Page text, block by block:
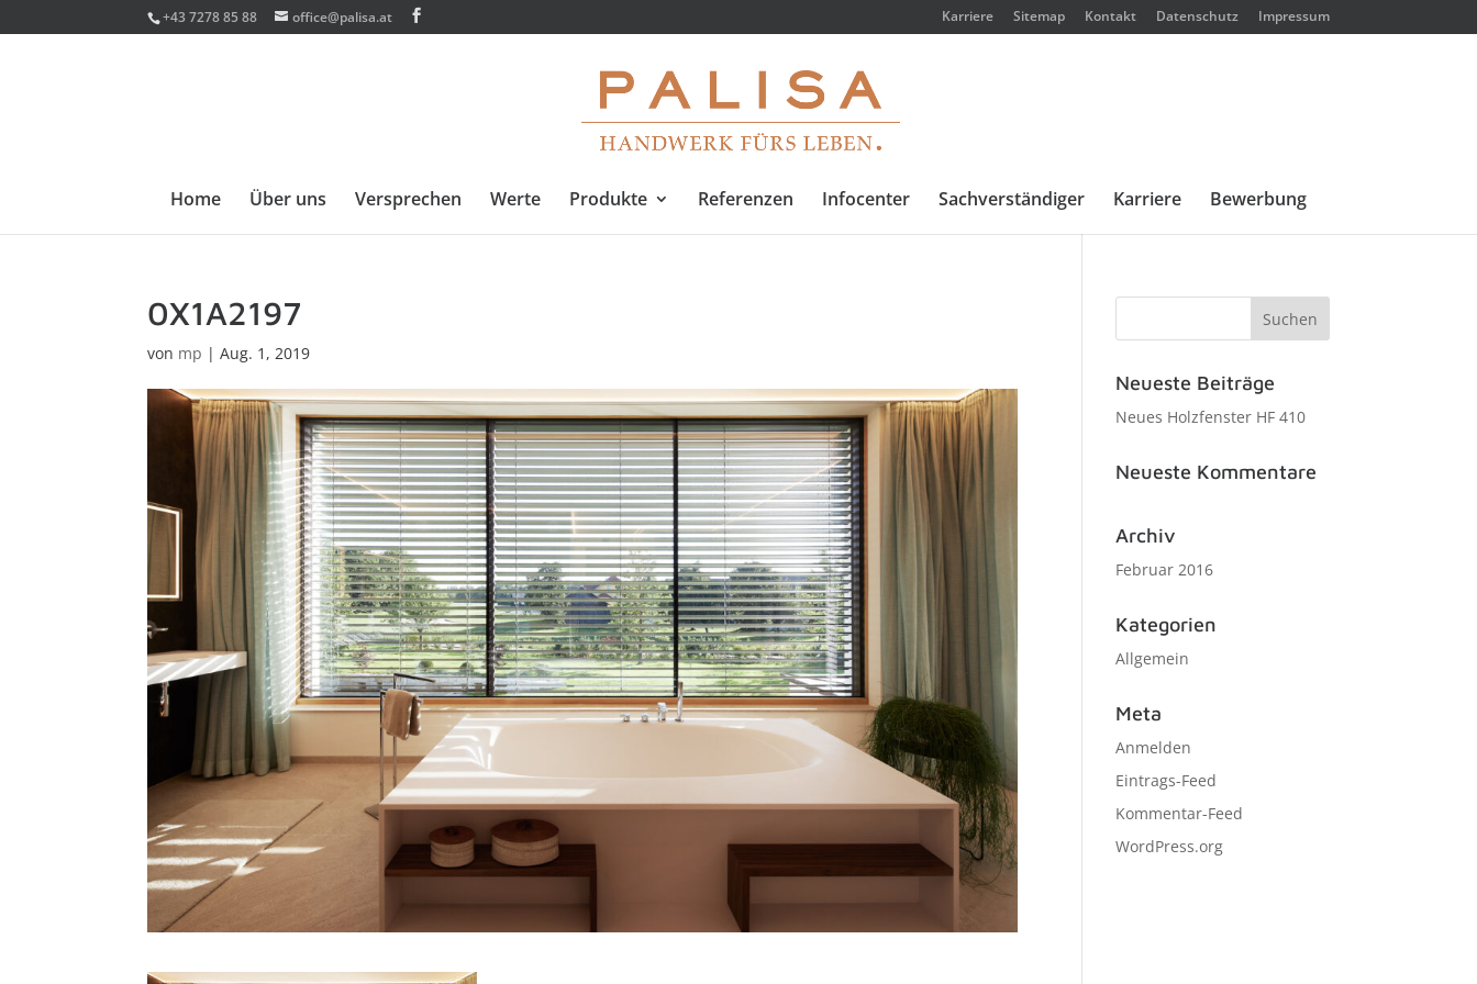
+43 7278 85 88 office@palisa.at Karriere Sitemap Kontakt Datenschutz Impressum
Home Über uns Versprechen Werte Produkte Referenzen Infocenter Sachverständiger Karriere Bewerbung
0X1A2197
von mp |Aug. 1, 2019
Neueste Beiträge
Neues Holzfenster HF 410
Neueste Kommentare
Archiv
Februar 2016
Kategorien
Allgemein
Meta
Anmelden
Eintrags-Feed
Kommentar-Feed
WordPress.org